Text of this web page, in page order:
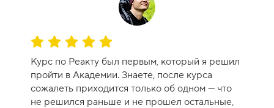
О
е
н
к
Курс по Реакту был первым, который я решил
пройти в Академии. Знаете, после курса
сожалеть приходится только об одном — что
не решился раньше и не прошел остальные,